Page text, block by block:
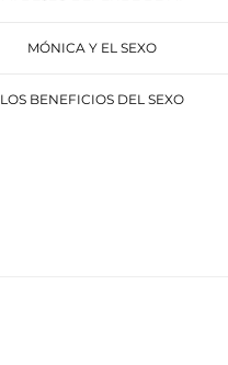
MÓNICA Y EL SEXO
LOS BENEFICIOS DEL SEXO